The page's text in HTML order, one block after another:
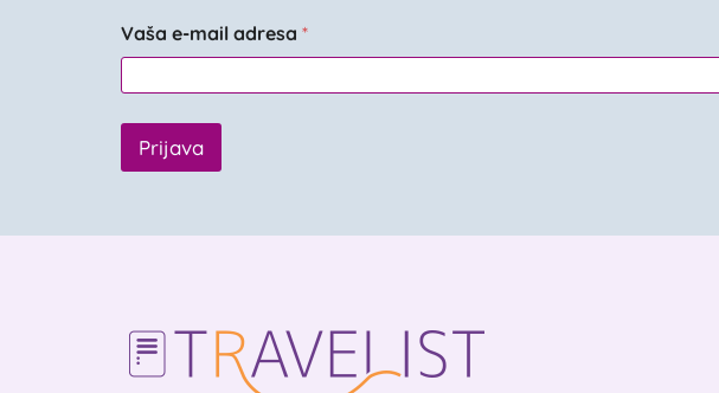
Vaša e-mail adresa *
Prijava